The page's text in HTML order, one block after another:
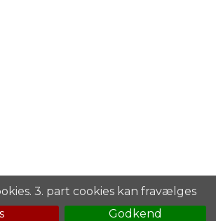
3. part cookies kan fravælges
Godkend